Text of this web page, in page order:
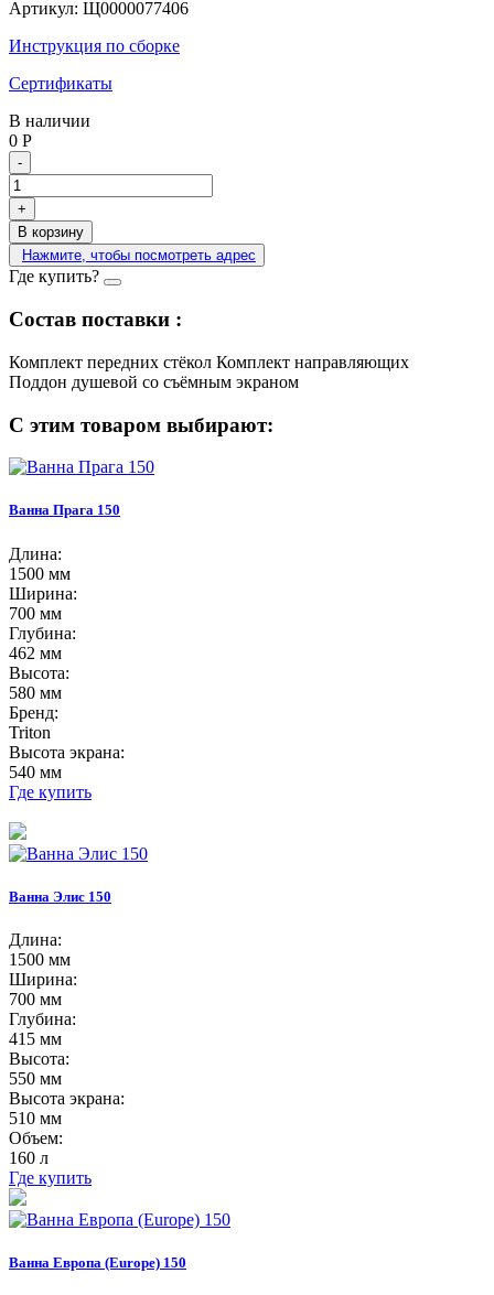
Артикул: Щ0000077406
Инструкция по сборке
Сертификаты
В наличии
0 Р
-
+
В корзину
Нажмите, чтобы посмотреть адрес
Где купить?
Состав поставки :
Комплект передних стёкол Комплект направляющих
Поддон душевой со съёмным экраном
С этим товаром выбирают:
Ванна Прага 150
Длина:
1500 мм
Ширина:
700 мм
Глубина:
462 мм
Высота:
580 мм
Бренд:
Triton
Высота экрана:
540 мм
Где купить
Ванна Элис 150
Длина:
1500 мм
Ширина:
700 мм
Глубина:
415 мм
Высота:
550 мм
Высота экрана:
510 мм
Объем:
160 л
Где купить
Ванна Европа (Europe) 150